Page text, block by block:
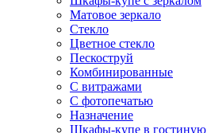
Матовое зеркало
Стекло
Цветное стекло
Пескоструй
Комбинированные
С витражами
С фотопечатью
Назначение
Шкафы-купе в гостиную